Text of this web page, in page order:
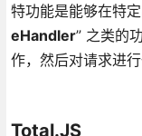
特功能是能够在特
eHandler” 之类的
作，然后对请求进行
Total.JS